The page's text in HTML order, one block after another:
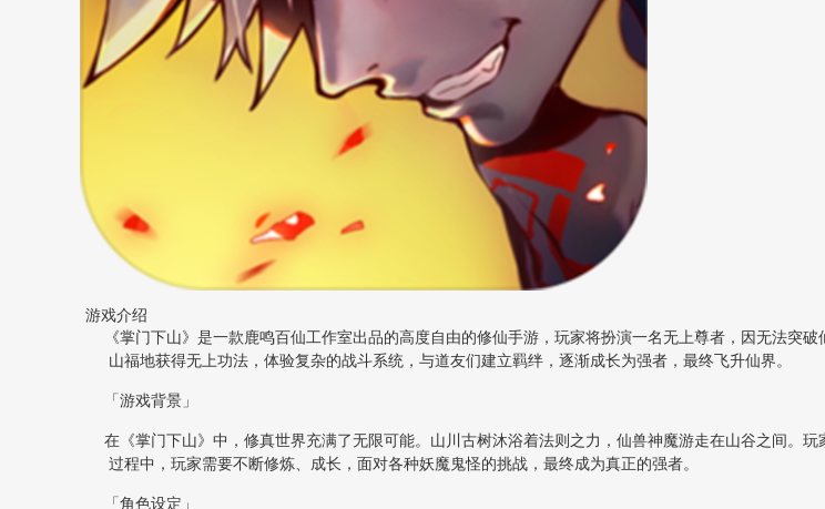
游戏介绍
《掌门下山》是一款鹿鸣百仙工作室出品的高度自由的修仙手游，玩家将扮演一名无上尊者，因无法突
山福地获得无上功法，体验复杂的战斗系统，与道友们建立羁绊，逐渐成长为强者，最终飞升仙界。
「游戏背景」
在《掌门下山》中，修真世界充满了无限可能。山川古树沐浴着法则之力，仙兽神魔游走在山谷之间。
过程中，玩家需要不断修炼、成长，面对各种妖魔鬼怪的挑战，最终成为真正的强者。
「角色设定」